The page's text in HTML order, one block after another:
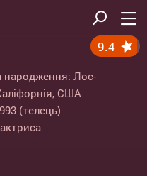
9.4
народження: Лос-
США
(телець)